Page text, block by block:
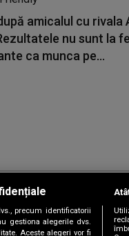
amicalul cu rivala
nu sunt la
ca munca pe...
Copyright ©
|Termeni și condiții |
precum identificatorii
gestiona alegerile dvs.
Aceste alegeri vor fi